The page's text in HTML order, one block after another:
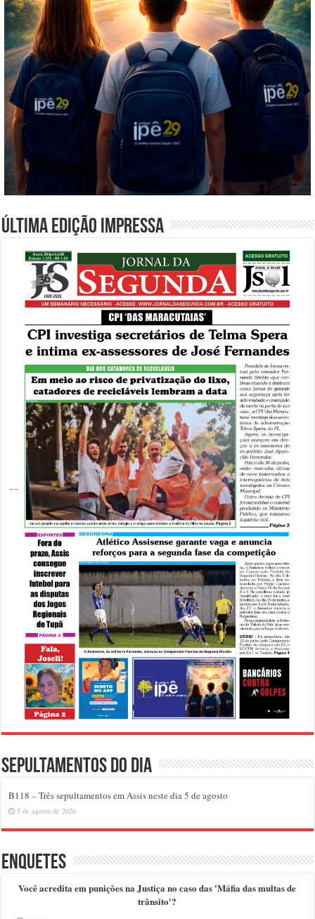
Última edição impressa
Sepultamentos do dia
B118 – Três sepultamentos em Assis neste dia 5 de agosto
5 de agosto de 2026
Enquetes
Você acredita em punições na Justiça no caso das 'Máfia das multas de
trânsito'?